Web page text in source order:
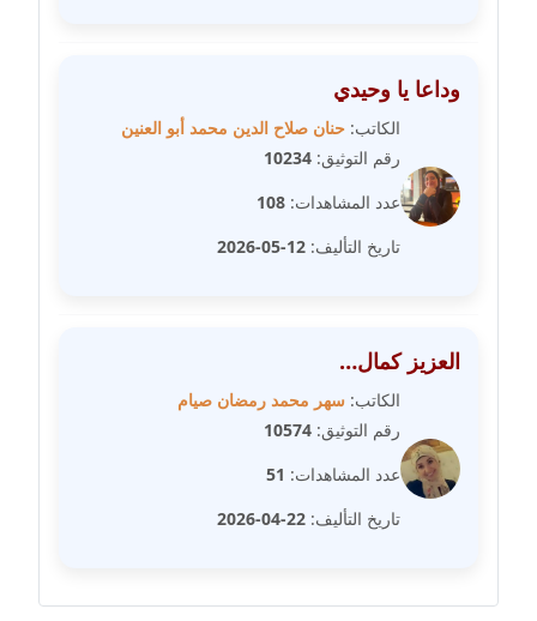
مدونة سعيد زعلوك
معلق
مدونة سلوى بدران
عاملة
مدونة سلوي جلال
عاملة
مدونة سماح حامد
عاملة
مدونة سمر ابراهيم
مدونة سمير حماد
وداعا يا وحيدي
الكاتب: حنان صلاح الدين محمد أبو العنين
رقم التوثيق: 10234
عدد المشاهدات: 108
تاريخ التأليف: 12-05-2026
العزيز كمال…
الكاتب: سهر محمد رمضان صيام
رقم التوثيق: 10574
عدد المشاهدات: 51
تاريخ التأليف: 22-04-2026